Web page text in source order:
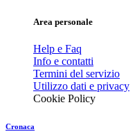
Area personale
Help e Faq
Info e contatti
Termini del servizio
Utilizzo dati e privacy
Cookie Policy
Cronaca